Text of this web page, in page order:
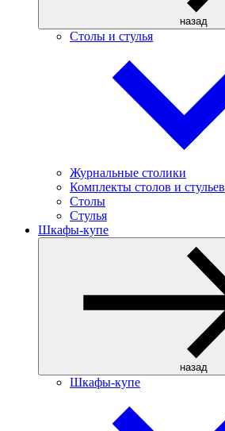
назад
Столы и стулья
Журнальные столики
Комплекты столов и стульев
Столы
Стулья
Шкафы-купе
назад
Шкафы-купе